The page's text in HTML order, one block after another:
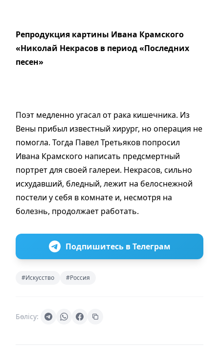
Репродукция картины Ивана Крамского
«Николай Некрасов в период «Последних
песен»
Поэт медленно угасал от рака кишечника. Из
Вены прибыл известный хирург, но операция не
помогла. Тогда Павел Третьяков попросил
Ивана Крамского написать предсмертный
портрет для своей галереи. Некрасов, сильно
исхудавший, бледный, лежит на белоснежной
постели у себя в комнате и, несмотря на
болезнь, продолжает работать.
Подпишитесь в Телеграм
#Искусство #Россия
Бөлісу: